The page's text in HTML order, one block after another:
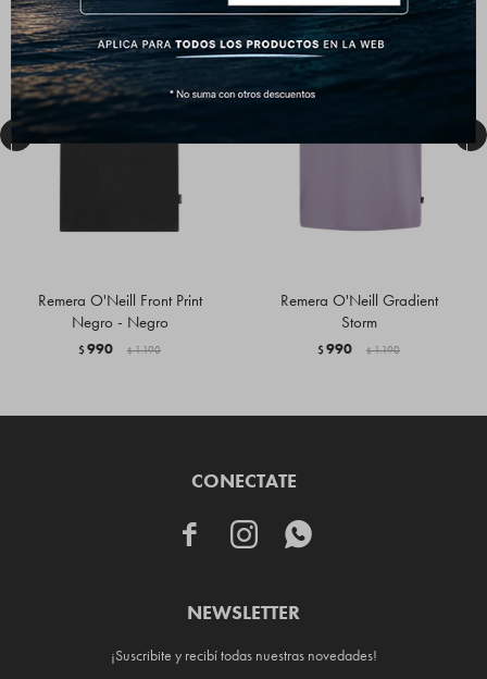
Remera O'Neill Front Print
Negro - Negro
$990 $ 1.190
Remera O'Neill Gradient
Storm
$990 $ 1.190
CONECTATE
  
NEWSLETTER
¡Suscribite y recibí todas nuestras novedades!